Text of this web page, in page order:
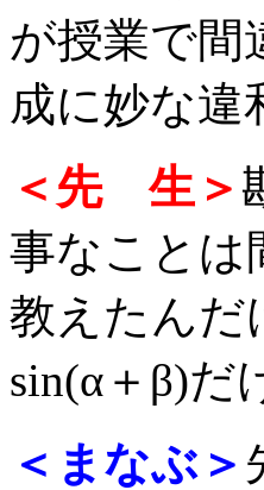
が授業で間
成に妙な違
＜先 生＞
事なことは
教えたんだ
sin(α＋β)だ
＜まなぶ＞